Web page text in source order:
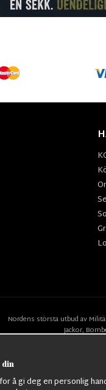
Nordens största utbud av
Jackor,
å gi deg en personlig